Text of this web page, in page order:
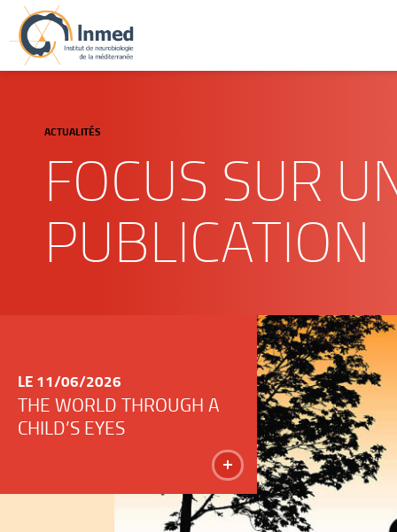
ACTUALITÉS
FOCUS SUR
PUBLICATION
LE 11/06/2026
THE WORLD THROUGH A
CHILD’S EYES